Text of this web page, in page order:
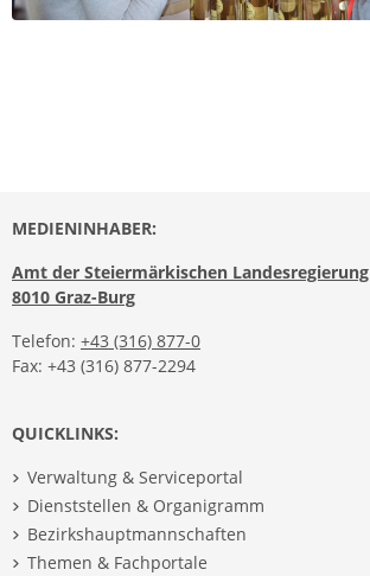
MEDIENINHABER:
Amt der Steiermärkischen Landesregierung
8010 Graz-Burg
Telefon: +43 (316) 877-0
Fax: +43 (316) 877-2294
QUICKLINKS:
Verwaltung & Serviceportal
Dienststellen & Organigramm
Bezirkshauptmannschaften
Themen & Fachportale